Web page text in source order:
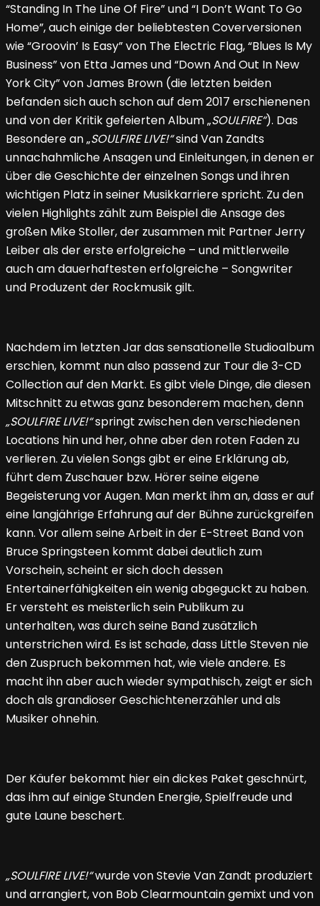
“Standing In The Line Of Fire” und “I Don’t Want To Go
Home”, auch einige der beliebtesten Coverversionen
wie “Groovin’ Is Easy” von The Electric Flag, “Blues Is My
Business” von Etta James und “Down And Out In New
York City” von James Brown (die letzten beiden
befanden sich auch schon auf dem 2017 erschienenen
und von der Kritik gefeierten Album „SOULFIRE“). Das
Besondere an „SOULFIRE LIVE!“sind Van Zandts
unnachahmliche Ansagen und Einleitungen, in denen er
über die Geschichte der einzelnen Songs und ihren
wichtigen Platz in seiner Musikkarriere spricht. Zu den
vielen Highlights zählt zum Beispiel die Ansage des
großen Mike Stoller, der zusammen mit Partner Jerry
Leiber als der erste erfolgreiche – und mittlerweile
auch am dauerhaftesten erfolgreiche – Songwriter
und Produzent der Rockmusik gilt.
Nachdem im letzten Jar das sensationelle Studioalbum
erschien, kommt nun also passend zur Tour die 3-CD
Collection auf den Markt. Es gibt viele Dinge, die diesen
Mitschnitt zu etwas ganz besonderem machen, denn
„SOULFIRE LIVE!“springt zwischen den verschiedenen
Locations hin und her, ohne aber den roten Faden zu
verlieren. Zu vielen Songs gibt er eine Erklärung ab,
führt dem Zuschauer bzw. Hörer seine eigene
Begeisterung vor Augen. Man merkt ihm an, dass er auf
eine langjährige Erfahrung auf der Bühne zurückgreifen
kann. Vor allem seine Arbeit in der E-Street Band von
Bruce Springsteen kommt dabei deutlich zum
Vorschein, scheint er sich doch dessen
Entertainerfähigkeiten ein wenig abgeguckt zu haben.
Er versteht es meisterlich sein Publikum zu
unterhalten, was durch seine Band zusätzlich
unterstrichen wird. Es ist schade, dass Little Steven nie
den Zuspruch bekommen hat, wie viele andere. Es
macht ihn aber auch wieder sympathisch, zeigt er sich
doch als grandioser Geschichtenerzähler und als
Musiker ohnehin.
Der Käufer bekommt hier ein dickes Paket geschnürt,
das ihm auf einige Stunden Energie, Spielfreude und
gute Laune beschert.
„SOULFIRE LIVE!“wurde von Stevie Van Zandt produziert
und arrangiert, von Bob Clearmountain gemixt und von